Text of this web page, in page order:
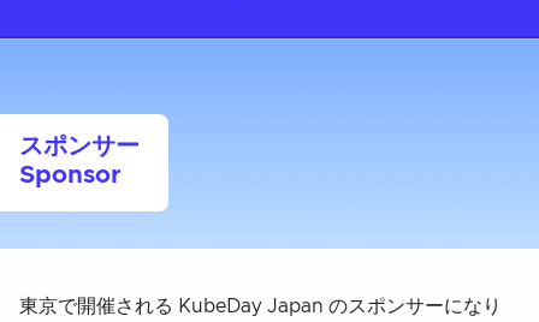
スポンサー
Sponsor
東京で開催される KubeDay Japan のスポンサーになり